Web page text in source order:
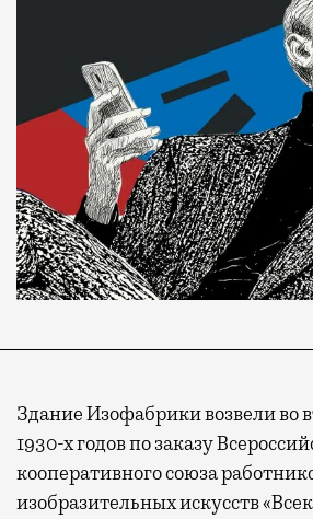
Здание Изофабрики возвели во
1930-х годов по заказу
кооперативного союза
изобразительных искусств